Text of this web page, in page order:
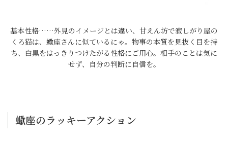
基本性格……外見のイメージとは違い、甘えん坊で寂しがり屋の
くろ猫は、蠍座さんに似ているにゃ。物事の本質を見抜く目を持
ち、白黒をはっきりつけたがる性格にご用心。相手のことは気に
せず、自分の判断に自信を。
蠍座のラッキーアクション